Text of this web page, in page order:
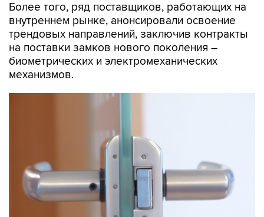
Более того, ряд поставщиков, работающих на
внутреннем рынке, анонсировали освоение
трендовых направлений, заключив контракты
на поставки замков нового поколения –
биометрических и электромеханических
механизмов.